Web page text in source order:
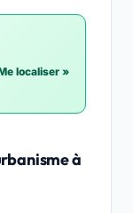
localiser »
à